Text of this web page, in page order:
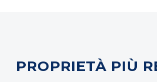
PROPRIETÀ PIÙ